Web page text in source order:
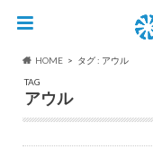
HOME
タグ : アウル
TAG
アウル